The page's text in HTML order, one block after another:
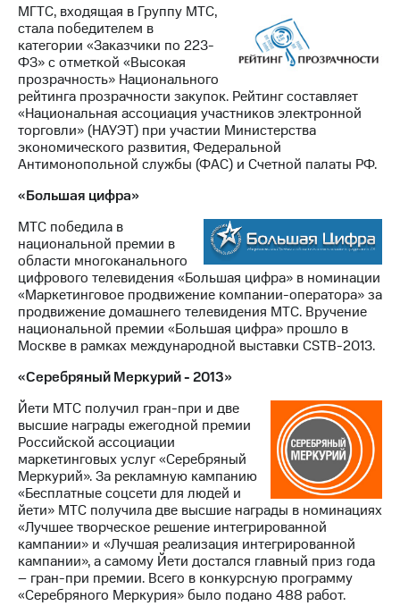
МГТС, входящая в Группу МТС,
стала победителем в
категории «Заказчики по 223-
ФЗ» с отметкой «Высокая
прозрачность» Национального
рейтинга прозрачности закупок. Рейтинг составляет
«Национальная ассоциация участников электронной
торговли» (НАУЭТ) при участии Министерства
экономического развития, Федеральной
Антимонопольной службы (ФАС) и Счетной палаты РФ.
«Большая цифра»
МТС победила в
национальной премии в
области многоканального
цифрового телевидения «Большая цифра» в номинации
«Маркетинговое продвижение компании-оператора» за
продвижение домашнего телевидения МТС. Вручение
национальной премии «Большая цифра» прошло в
Москве в рамках международной выставки CSTB-2013.
«Серебряный Меркурий - 2013»
Йети МТС получил гран-при и две
высшие награды ежегодной премии
Российской ассоциации
маркетинговых услуг «Серебряный
Меркурий». За рекламную кампанию
«Бесплатные соцсети для людей и
йети» МТС получила две высшие награды в номинациях
«Лучшее творческое решение интегрированной
кампании» и «Лучшая реализация интегрированной
кампании», а самому Йети достался главный приз года
– гран-при премии. Всего в конкурсную программу
«Серебряного Меркурия» было подано 488 работ.